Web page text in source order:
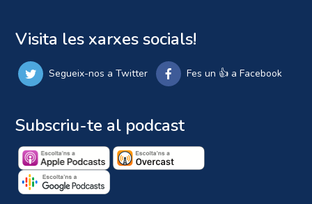
Visita les xarxes socials!
Segueix-nos a Twitter Fes un 👍 a Facebook
Subscriu-te al podcast